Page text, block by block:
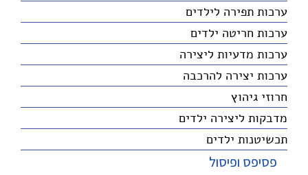
ערכות תפירה לילדים
ערכות חריטה ילדים
ערכות מדעיות ליצירה
ערכות יצירה להרכבה
חרוזי גיהוץ
מדבקות ליצירה ילדים
תכשיטנות ילדים
פסיפס ופיסול